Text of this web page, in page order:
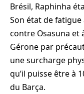
Brésil, Raphinha
Son état de
contre Osasuna et
Gérone par
une surcharge
qu’il puisse être à
du Barça.